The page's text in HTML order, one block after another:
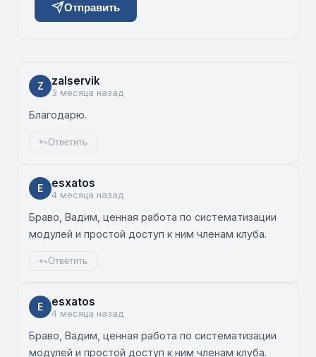
Отправить
Z zalservik
3 месяца назад
Благодарю.
Ответить
E esxatos
4 месяца назад
Браво, Вадим, ценная работа по систематизации
модулей и простой доступ к ним членам клуба.
Ответить
E esxatos
4 месяца назад
Браво, Вадим, ценная работа по систематизации
модулей и простой доступ к ним членам клуба.